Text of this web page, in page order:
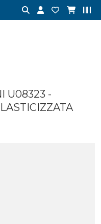
U08323 -